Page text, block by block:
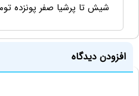
شیش تا پرشیا صفر پونزده
افزودن دیدگاه